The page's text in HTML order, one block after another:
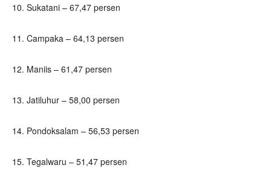
10. Sukatani – 67,47 persen
11. Campaka – 64,13 persen
12. Maniis – 61,47 persen
13. Jatiluhur – 58,00 persen
14. Pondoksalam – 56,53 persen
15. Tegalwaru – 51,47 persen